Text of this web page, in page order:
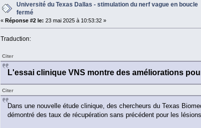
Université du Texas Dallas - stimulation du nerf vague en boucle
fermé
« Réponse #2 le: 23 mai 2025 à 10:53:32 »
Traduction:
Citer
L'essai clinique VNS montre des améliorations
Citer
Dans une nouvelle étude clinique, des chercheurs du Texas
démontré des taux de récupération sans précédent pour les